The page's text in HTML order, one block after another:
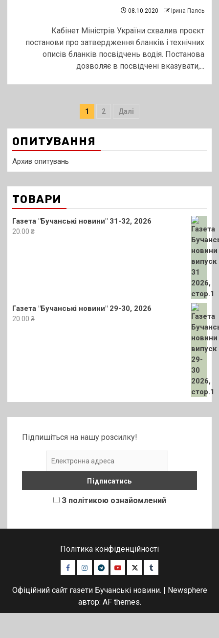
08.10.2020 Ірина Паясь
Кабінет Міністрів України схвалив проєкт
постанови про затвердження бланків і технічних
описів бланків посвідчень водія. Постанова
дозволяє в посвідчені вказувати,...
Пагінація
записів
1 2 Далі
ОПИТУВАННЯ
Архив опитувань
ТОВАРИ
Газета "Бучанські новини" 31-32, 2026
20.00 ₴
Газета "Бучанські новини" 29-30, 2026
20.00 ₴
Підпишіться на нашу розсилку!
З політикою ознайомлений
Політика конфіденційності
Facebook
Instagram
TelegramYoutubeTwitterTumblr
Офіційний сайт газети Бучанські новини.
Newsphere
автор: AF themes.